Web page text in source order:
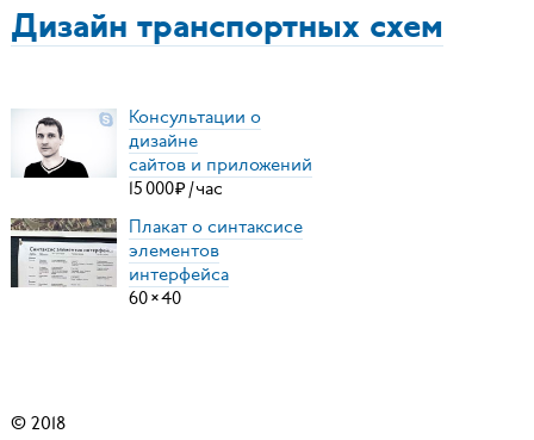
Дизайн транспортных схем
Консультации о
дизайне
сайтов и приложений
15000₽ /час
Плакат о синтаксисе
элементов
интерфейса
60×40
© 2018